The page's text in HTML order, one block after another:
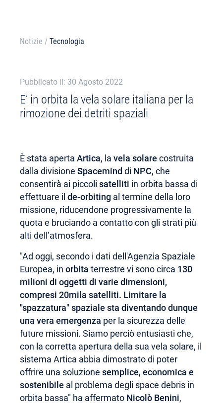
Notizie / Tecnologia
Pubblicato il: 30 Agosto 2022
E’ in orbita la vela solare italiana per la
rimozione dei detriti spaziali
È stata aperta Artica, la vela solare costruita
dalla divisione Spacemind di NPC, che
consentirà ai piccoli satelliti in orbita bassa di
effettuare il de-orbiting al termine della loro
missione, riducendone progressivamente la
quota e bruciando a contatto con gli strati più
alti dell’atmosfera.
"Ad oggi, secondo i dati dell'Agenzia Spaziale
Europea, in orbita terrestre vi sono circa 130
milioni di oggetti di varie dimensioni,
compresi 20mila satelliti. Limitare la
"spazzatura" spaziale sta diventando dunque
una vera emergenza per la sicurezza delle
future missioni. Siamo perciò entusiasti che,
con la corretta apertura della sua vela solare, il
sistema Artica abbia dimostrato di poter
offrire una soluzione semplice, economica e
sostenibile al problema degli space debris in
orbita bassa" ha affermato Nicolò Benini,